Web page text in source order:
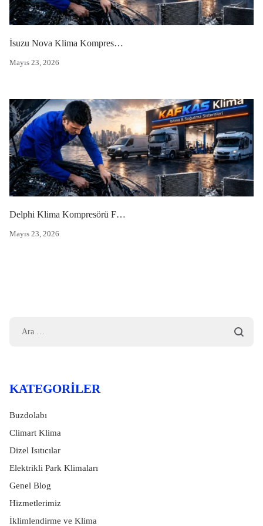
Mayıs 23, 2026
İsuzu Nova Klima Kompresörü Yedek Parça
Mayıs 23, 2026
Delphi Klima Kompresörü Fiyatı 2024
KATEGORILER
Buzdolabı
Climart Klima
Dizel Isıtıcılar
Elektrikli Park Klimaları
Genel Blog
Hizmetlerimiz
İklimlendirme ve Klima